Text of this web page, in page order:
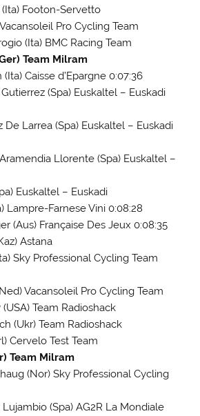
(Ita) Footon-Servetto
Pro Cycling Team
(Ita) BMC Racing Team
Team Milram
Caisse d’Epargne 0:07:36
(Spa) Euskaltel – Euskadi
De Larrea (Spa) Euskaltel – Euskadi
Llorente (Spa) Euskaltel –
Euskaltel – Euskadi
Lampre-Farnese Vini 0:08:28
(Aus) Française Des Jeux 0:08:35
Astana
Sky Professional Cycling Team
Vacansoleil Pro Cycling Team
Team Radioshack
(Ukr) Team Radioshack
Cervelo Test Team
Team Milram
(Nor) Sky Professional Cycling
(Spa) AG2R La Mondiale